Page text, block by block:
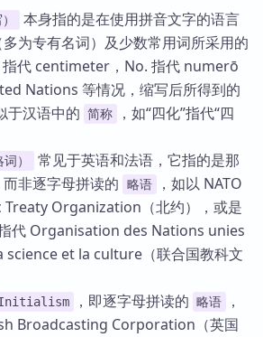
本身指的是在使用拼音文字的语言
为专有名词）及少数常用词所采用的
指代 centimeter，No. 指代 numerō
Nations 等情况，缩写后所得到的
于汉语中的 简称
，如“四化”指代“四
）
常见于英语和法语，它指的是那
非逐字母拼读的
略语
，如以 NATO
Organization（北约），或是
代 Organisation des Nations unies
science et la culture（联合国教科文
，即逐字母拼读的 略语
，
Broadcasting Corporation（英国